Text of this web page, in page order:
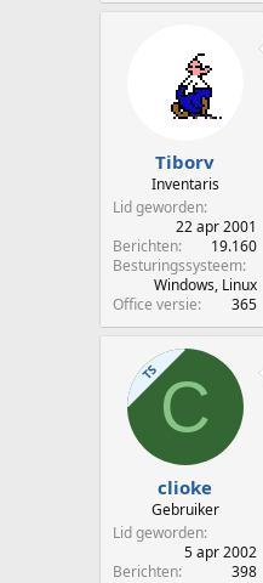
Tiborv
Inventaris
Lid geworden
22 apr 2001
Berichten
19.160
Besturingssysteem
Windows, Linux
Office versie
365
TSC
clioke
Gebruiker
Lid geworden
5 apr 2002
Berichten
398